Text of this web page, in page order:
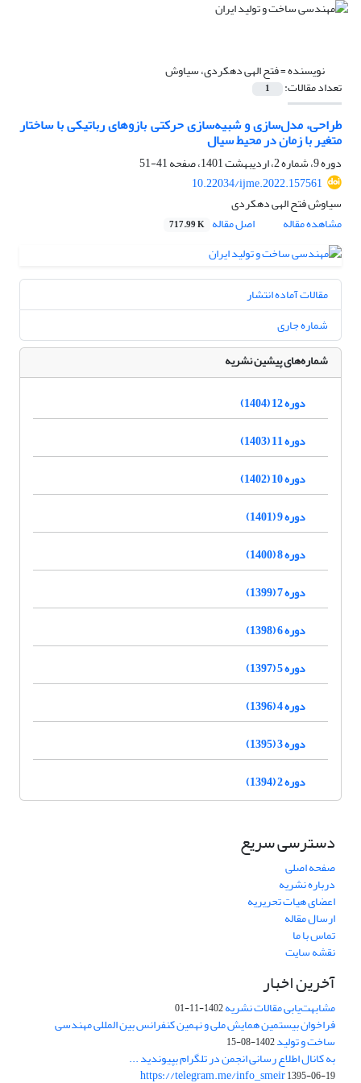
نویسنده =فتح الهی دهکردی، سیاوش
تعداد مقالات: 1
طراحی، مدل‌سازی و شبیه‌سازی حرکتی بازوهای رباتیکی با ساختار
متغیر با زمان در محیط سیال
دوره 9، شماره 2، اردیبهشت 1401، صفحه
41-51
10.22034/ijme.2022.157561
سیاوش فتح الهی دهکردی
مشاهده مقاله
اصل مقاله 717.99 K
مقالات آماده انتشار
شماره جاری
شماره‌های پیشین نشریه
دوره 12 (1404)
دوره 11 (1403)
دوره 10 (1402)
دوره 9 (1401)
دوره 8 (1400)
دوره 7 (1399)
دوره 6 (1398)
دوره 5 (1397)
دوره 4 (1396)
دوره 3 (1395)
دوره 2 (1394)
دسترسی سریع
صفحه اصلی
درباره نشریه
اعضای هیات تحریریه
ارسال مقاله
تماس با ما
نقشه سایت
آخرین اخبار
مشابهت‌یابی مقالات نشریه1402-11-01
فراخوان بیستمین همایش ملی و نهمین کنفرانس بین المللی مهندسی
ساخت و تولید1402-08-15
به کانال اطلاع رسانی انجمن در تلگرام بپیوندید ...
https://telegram.me/info_smeir1395-06-19